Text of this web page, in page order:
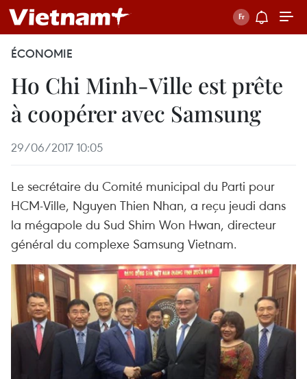
ÉCONOMIE
Ho Chi Minh-Ville est prête
à coopérer avec Samsung
29/06/2017 10:05
Le secrétaire du Comité municipal du Parti pour
HCM-Ville, Nguyen Thien Nhan, a reçu jeudi dans
la mégapole du Sud Shim Won Hwan, directeur
général du complexe Samsung Vietnam.